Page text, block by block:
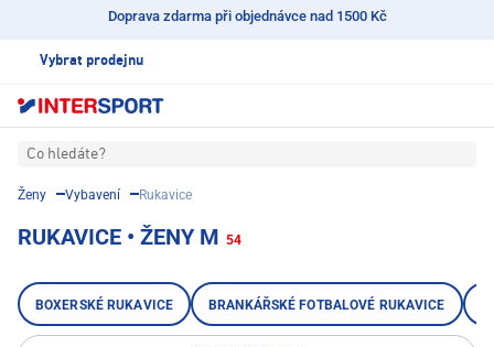
Doprava zdarma při objednávce nad 1500 Kč
Vybrat prodejnu
Co hledáte?
Ženy Vybavení Rukavice
RUKAVICE • ŽENY M 54
BOXERSKÉ RUKAVICE BRANKÁŘSKÉ FOTBALOVÉ RUKAVICE